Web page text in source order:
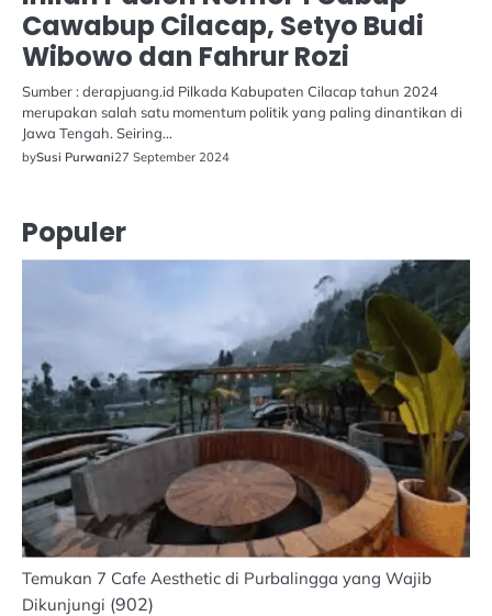
Cawabup Cilacap, Setyo Budi
Wibowo dan Fahrur Rozi
Sumber : derapjuang.id Pilkada Kabupaten Cilacap tahun 2024
merupakan salah satu momentum politik yang paling dinantikan di
Jawa Tengah. Seiring…
bySusi Purwani27 September 2024
Populer
Temukan 7 Cafe Aesthetic di Purbalingga yang Wajib
Dikunjungi (902)